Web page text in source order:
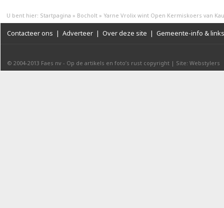
U bent hier: Startpagina » Bocholt » Yarne Vrolix wint Open Kermiskoers van
Contacteer ons | Adverteer | Over deze site | Gemeente-info & links
© 2004-2013 Faes nv - Op de artikels en foto’s rust copyright | Site: Webstylers